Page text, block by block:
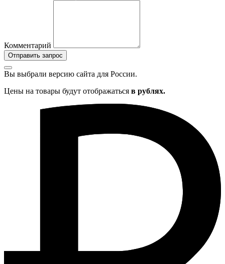
Комментарий
Отправить запрос
Вы выбрали версию сайта для России.
Цены на товары будут отображаться в рублях.